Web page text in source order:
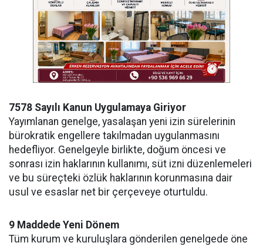
7578 Sayılı Kanun Uygulamaya Giriyor
Yayımlanan genelge, yasalaşan yeni izin sürelerinin
bürokratik engellere takılmadan uygulanmasını
hedefliyor. Genelgeyle birlikte, doğum öncesi ve
sonrası izin haklarının kullanımı, süt izni düzenlemeleri
ve bu süreçteki özlük haklarının korunmasına dair
usul ve esaslar net bir çerçeveye oturtuldu.
9 Maddede Yeni Dönem
Tüm kurum ve kuruluşlara gönderilen genelgede öne